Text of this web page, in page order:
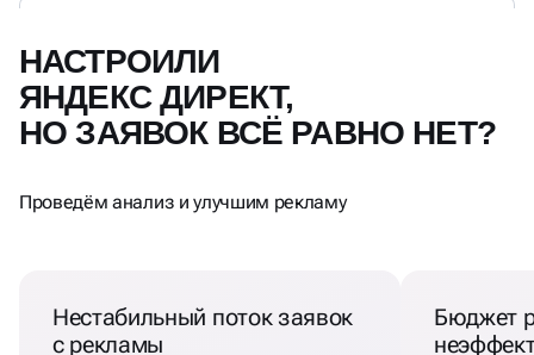
НАСТРОИЛИ
ЯНДЕКС ДИРЕКТ,
НО ЗАЯВОК ВСЁ РАВНО НЕТ?
Проведём анализ и улучшим рекламу
Нестабильный поток заявок
с рекламы
Бюджет